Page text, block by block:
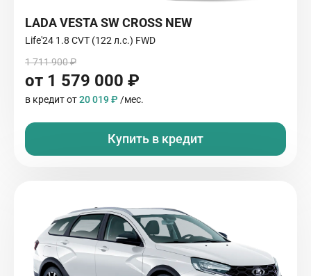
LADA VESTA SW CROSS NEW
Life'24 1.8 CVT (122 л.с.) FWD
1 711 900 ₽
от 1 579 000 ₽
в кредит от20 019 ₽ /мес.
Купить в кредит